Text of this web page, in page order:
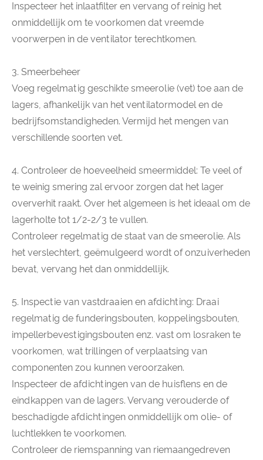
Inspecteer het inlaatfilter en vervang of reinig het
onmiddellijk om te voorkomen dat vreemde
voorwerpen in de ventilator terechtkomen.
3. Smeerbeheer
Voeg regelmatig geschikte smeerolie (vet) toe aan de
lagers, afhankelijk van het ventilatormodel en de
bedrijfsomstandigheden. Vermijd het mengen van
verschillende soorten vet.
4. Controleer de hoeveelheid smeermiddel: Te veel of
te weinig smering zal ervoor zorgen dat het lager
oververhit raakt. Over het algemeen is het ideaal om de
lagerholte tot 1/2-2/3 te vullen.
Controleer regelmatig de staat van de smeerolie. Als
het verslechtert, geëmulgeerd wordt of onzuiverheden
bevat, vervang het dan onmiddellijk.
5. Inspectie van vastdraaien en afdichting: Draai
regelmatig de funderingsbouten, koppelingsbouten,
impellerbevestigingsbouten enz. vast om losraken te
voorkomen, wat trillingen of verplaatsing van
componenten zou kunnen veroorzaken.
Inspecteer de afdichtingen van de huisflens en de
eindkappen van de lagers. Vervang verouderde of
beschadigde afdichtingen onmiddellijk om olie- of
luchtlekken te voorkomen.
Controleer de riemspanning van riemaangedreven